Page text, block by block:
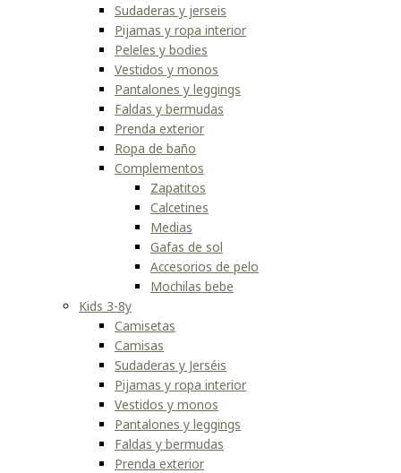
Sudaderas y jerseis
Pijamas y ropa interior
Peleles y bodies
Vestidos y monos
Pantalones y leggings
Faldas y bermudas
Prenda exterior
Ropa de baño
Complementos
Zapatitos
Calcetines
Medias
Gafas de sol
Accesorios de pelo
Mochilas bebe
Kids 3-8y
Camisetas
Camisas
Sudaderas y Jerséis
Pijamas y ropa interior
Vestidos y monos
Pantalones y leggings
Faldas y bermudas
Prenda exterior